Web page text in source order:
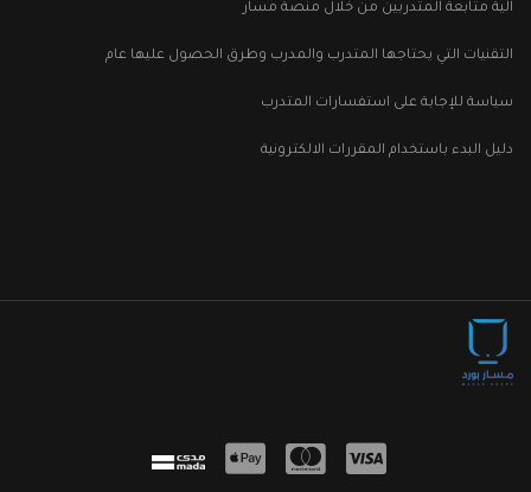
الية متابعة المتدربين من خلال منصة مسار
التقنيات التي يحتاجها المتدرب والمدرب وطرق الحصول عليها عام
سياسة للإجابة على استفسارات المتدرب
دليل البدء باستخدام المقررات الالكترونية